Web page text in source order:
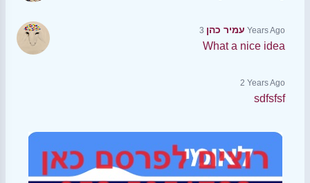
עמיר כהן 3 Years Ago
What a nice idea
2 Years Ago
sdfsfsf